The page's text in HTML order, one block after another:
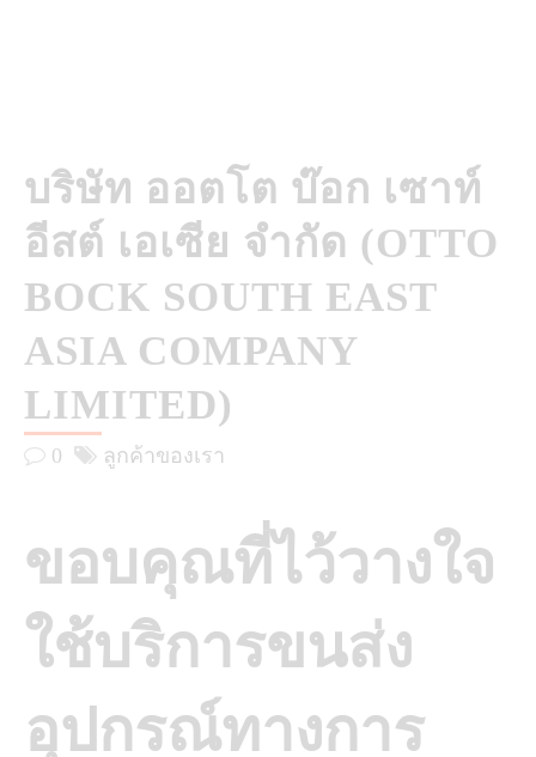
บริษัท ออตโต บ๊อก เซาท์
อีสต์ เอเซีย จำกัด (OTTO
BOCK SOUTH EAST
ASIA COMPANY
LIMITED)
0 ลูกค้าของเรา
ขอบคุณที่ไว้วางใจ
ใช้บริการขนส่ง
อุปกรณ์ทางการ